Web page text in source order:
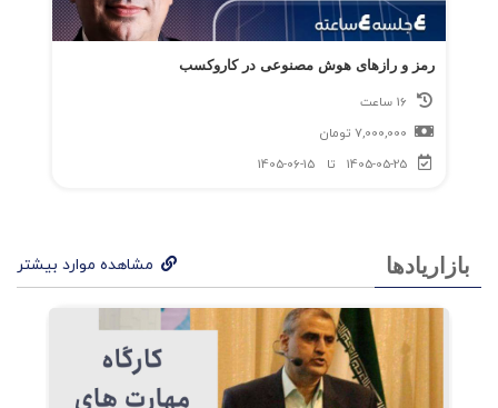
رمز و رازهای هوش مصنوعی در کاروکسب
7,000,000 تومان
1405-05-25
تا 1405-06-15
بازاریادها مشاهده موارد بیشتر